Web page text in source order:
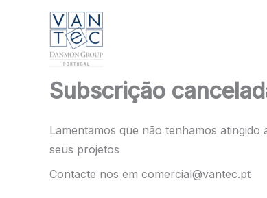
Subscrição
Lamentamos que não tenhamos
seus projetos
Contacte nos em comercial@vantec.pt